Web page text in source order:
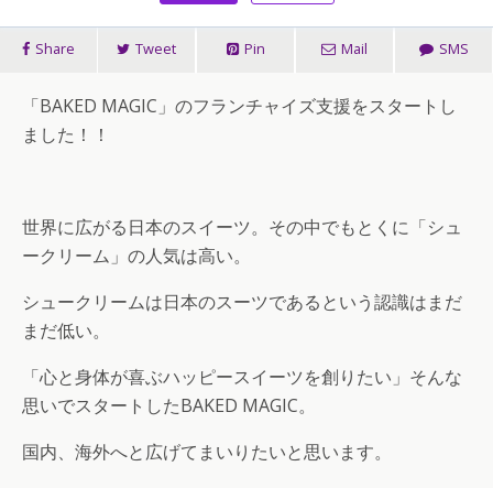
Share Tweet Pin Mail SMS
「BAKED MAGIC」のフランチャイズ支援をスタートし
ました！！
世界に広がる日本のスイーツ。その中でもとくに「シュ
ークリーム」の人気は高い。
シュークリームは日本のスーツであるという認識はまだ
まだ低い。
「心と身体が喜ぶハッピースイーツを創りたい」そんな
思いでスタートしたBAKED MAGIC。
国内、海外へと広げてまいりたいと思います。